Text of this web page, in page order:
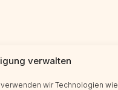
verwalten
wir Technologien